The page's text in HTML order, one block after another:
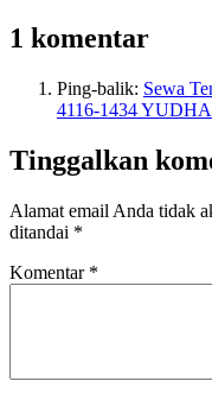
1 komentar
Ping-balik: Sewa
4116-1434 YUDHA
Tinggalkan
Alamat email Anda tidak
ditandai *
Komentar *